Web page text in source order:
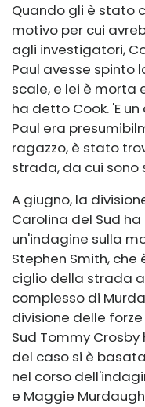
Quando gli è stato
motivo per cui
agli investigatori,
Paul avesse spinto
scale, e lei è morta
ha detto Cook. 'E
Paul era
ragazzo, è stato
strada, da cui sono
A giugno, la
Carolina del Sud
un'indagine sulla
Stephen Smith,
ciglio della strada
complesso di
divisione delle
Sud Tommy
del caso si è
nel corso
e Maggie